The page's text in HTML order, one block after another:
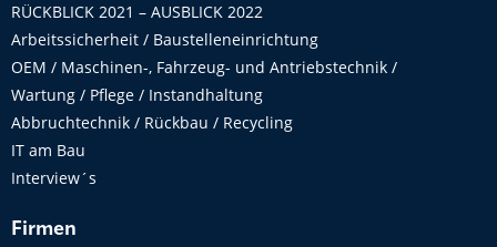
RÜCKBLICK 2021 – AUSBLICK 2022
Arbeitssicherheit / Baustelleneinrichtung
OEM / Maschinen-, Fahrzeug- und Antriebstechnik /
Wartung / Pflege / Instandhaltung
Abbruchtechnik / Rückbau / Recycling
IT am Bau
Interview´s
Firmen